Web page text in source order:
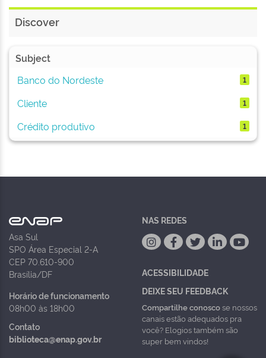
Discover
Subject
Banco do Nordeste
1
Cliente 1
Crédito produtivo 1
Asa Sul
SPO Área Especial 2-A
CEP 70.610-900
Brasília/DF
Horário de funcionamento
08h00 às 18h00
Contato
biblioteca@enap.gov.br
NAS REDES
ACESSIBILIDADE
DEIXE SEU FEEDBACK
Compartilhe conoscose nossos
canais estão adequados pra
você? Elogios também são
super bem vindos!